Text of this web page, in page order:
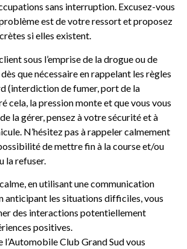
sans interruption. Excusez-vous
est de votre ressort et proposez
si elles existent.
sous l’emprise de la drogue ou de
que nécessaire en rappelant les règles
(interdiction de fumer, port de la
cela, la pression monte et que vous vous
la gérer, pensez à votre sécurité et à
N’hésitez pas à rappeler calmement
de mettre fin à la course et/ou
la refuser.
en utilisant une communication
anticipant les situations difficiles, vous
des interactions potentiellement
positives.
l’Automobile Club Grand Sud vous